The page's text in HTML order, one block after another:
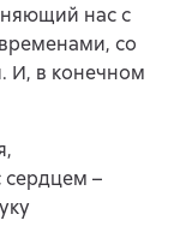
нас с
со
И, в конечном
сердцем –